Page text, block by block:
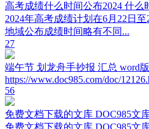
高考成绩什么时间公布2024 什么
2024年高考成绩计划在6月22日
地域公布成绩时间略有不同...
27
端午节 划龙舟手抄报 汇总 word版
https://www.doc985.com/doc/
56
免费文档下载的文库 DOC985文
免费文档下载的文库 DOC985文